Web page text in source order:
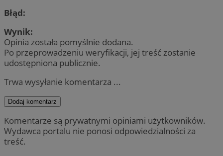
Błąd:
Wynik:
Opinia została pomyślnie dodana.
Po przeprowadzeniu weryfikacji, jej treść zostanie
udostępniona publicznie.
Trwa wysyłanie komentarza ...
Dodaj komentarz
Komentarze są prywatnymi opiniami użytkowników.
Wydawca portalu nie ponosi odpowiedzialności za
treść.